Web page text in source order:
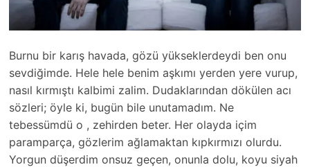
Burnu bir karış havada, gözü yükseklerdeydi ben onu
sevdiğimde. Hele hele benim aşkımı yerden yere vurup,
nasıl kırmıştı kalbimi zalim. Dudaklarından dökülen acı
sözleri; öyle ki, bugün bile unutamadım. Ne
tebessümdü o , zehirden beter. Her olayda içim
paramparça, gözlerim ağlamaktan kıpkırmızı olurdu.
Yorgun düşerdim onsuz geçen, onunla dolu, koyu siyah